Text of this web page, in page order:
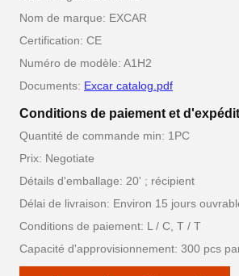
Nom de marque: EXCAR
Certification: CE
Numéro de modèle: A1H2
Documents: Excar catalog.pdf
Conditions de paiement et
Quantité de commande min: 1PC
Prix: Negotiate
Détails d'emballage: 20' ; récipient
Délai de livraison: Environ 15 jours
Conditions de paiement: L / C, T / T
Capacité d'approvisionnement: 300 pcs